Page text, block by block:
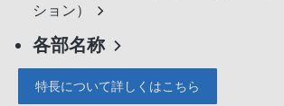
ション）
各部名称
特長について詳しくはこちら